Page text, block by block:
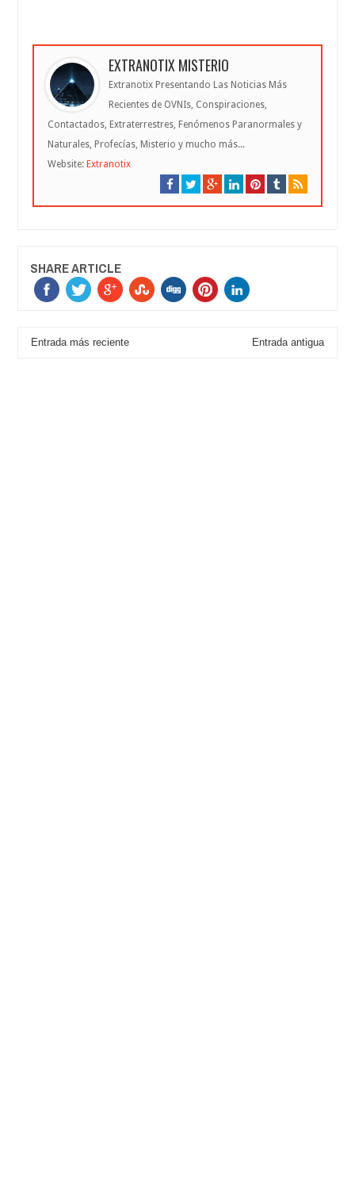
EXTRANOTIX MISTERIO
Extranotix Presentando Las Noticias Más
Recientes de OVNIs, Conspiraciones,
Contactados, Extraterrestres, Fenómenos Paranormales y
Naturales, Profecías, Misterio y mucho más...
Website: Extranotix
SHARE ARTICLE
Entrada más reciente Entrada antigua